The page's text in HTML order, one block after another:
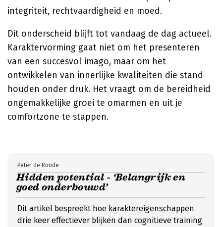
integriteit, rechtvaardigheid en moed.
Dit onderscheid blijft tot vandaag de dag actueel.
Karaktervorming gaat niet om het presenteren
van een succesvol imago, maar om het
ontwikkelen van innerlijke kwaliteiten die stand
houden onder druk. Het vraagt om de bereidheid
ongemakkelijke groei te omarmen en uit je
comfortzone te stappen.
Hidden potential - ‘Belangrijk en
goed onderbouwd’
Peter de Roode
Dit artikel bespreekt hoe karaktereigenschappen
drie keer effectiever blijken dan cognitieve training